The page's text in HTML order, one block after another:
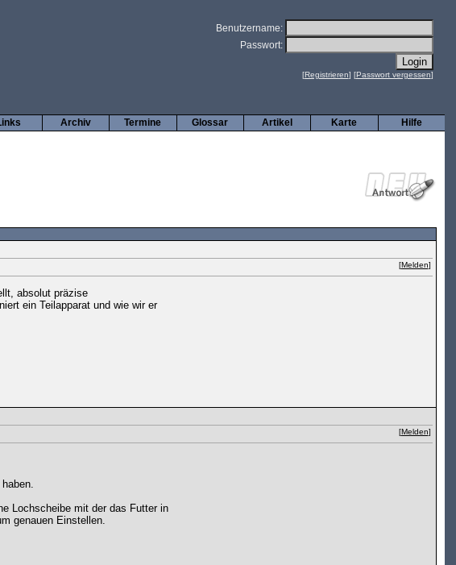
Benutzername:
Passwort:
[Registrieren] [Passwort vergessen]
Hilfe
Karte
Artikel
Glossar
Termine
Archiv
[Melden]
absolut präzise
ein Teilapparat und wie wir er
[Melden]
Lochscheibe mit der das Futter in
genauen Einstellen.